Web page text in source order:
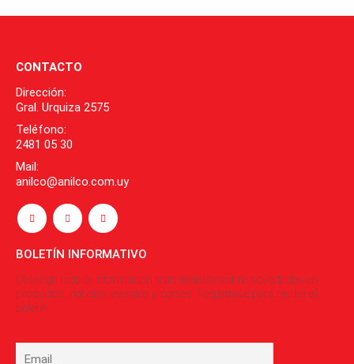
CONTACTO
Dirección:
Gral. Urquiza 2575
Teléfono:
2481 05 30
Mail:
anilco@anilco.com.uy
BOLETÍN INFORMATIVO
Obtenga toda la información más reciente sobre novedades en
productos, noticias, eventos y cursos. Regístrese para recibir el
boletín.